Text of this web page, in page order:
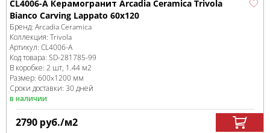
CL4006-A Керамогранит Arcadia Ceramica Trivola
Bianco Carving Lappato 60x120
Бренд: Arcadia Ceramica
Коллекция: Trivola
Артикул: CL4006-A
Код товара: SD-281785-99
В коробке: 2 шт, 1.44 м2
Размер: 600x1200 мм
Сроки доставки: 30 дней
в наличии
2790 руб./м2